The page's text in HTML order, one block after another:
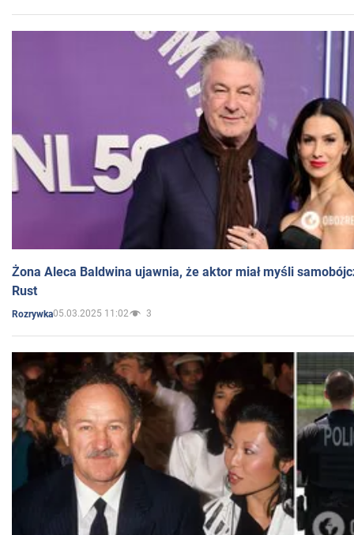
Żona Aleca Baldwina ujawnia, że aktor miał myśli
Rust
Rozrywka05.03.2025 11:02 3